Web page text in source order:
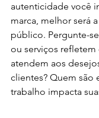
autenticidade você
marca, melhor será
público. Pergunte-
ou serviços refletem
atendem aos
clientes? Quem são
trabalho impacta